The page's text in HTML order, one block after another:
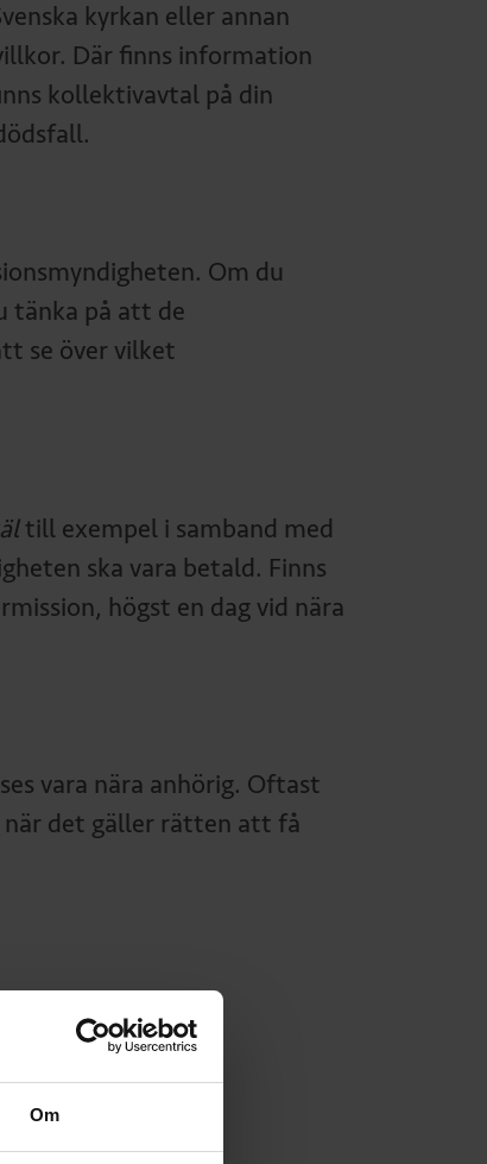
Om
kyrkan eller annan
Där finns information
kollektivavtal på din
Om du
tänka på att de
se över vilket
till exempel i samband med
ska vara betald. Finns
högst en dag vid nära
vara nära anhörig. Oftast
när det gäller rätten att få